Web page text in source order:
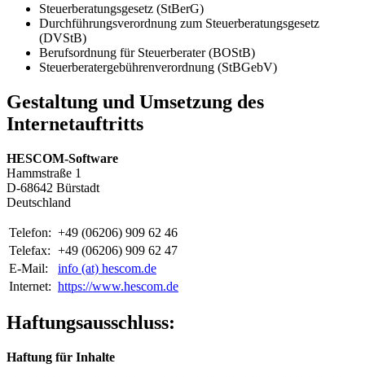
Steuerberatungsgesetz (StBerG)
Durchführungsverordnung zum Steuerberatungsgesetz
(DVStB)
Berufsordnung für Steuerberater (BOStB)
Steuerberatergebührenverordnung (StBGebV)
Gestaltung und Umsetzung des
Internetauftritts
HESCOM-Software
Hammstraße 1
D-68642 Bürstadt
Deutschland
Telefon: +49 (06206) 909 62 46
Telefax: +49 (06206) 909 62 47
E-Mail:
info (at) hescom.de
Internet: https://www.hescom.de
Haftungsausschluss:
Haftung für Inhalte